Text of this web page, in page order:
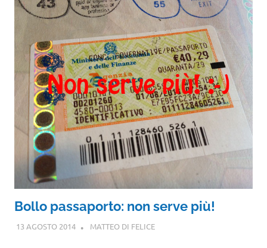
Bollo passaporto: non serve più!
13 AGOSTO 2014 MATTEO DI FELICE